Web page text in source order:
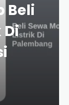
Beli
Di